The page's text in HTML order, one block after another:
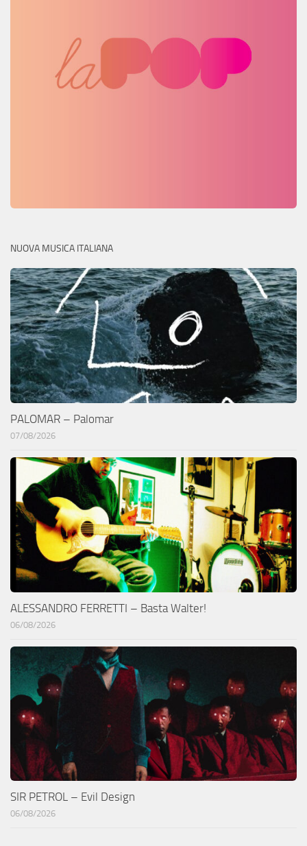
NUOVA MUSICA ITALIANA
PALOMAR – Palomar
07/08/2026
ALESSANDRO FERRETTI – Basta Walter!
06/08/2026
SIR PETROL – Evil Design
06/08/2026